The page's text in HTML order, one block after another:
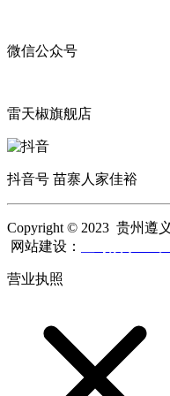
微信公众号
雷天椒旗舰店
抖音号 苗寨人家佳裕
Copyright © 2023 贵州遵
网站建设：
营业执照